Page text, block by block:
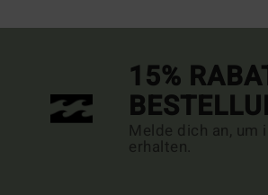
15%
Melde dich an, um
erhalten.